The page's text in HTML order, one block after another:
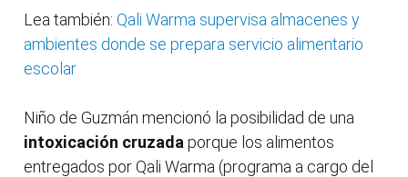
Lea también: Qali Warma supervisa almacenes y
ambientes donde se prepara servicio alimentario
escolar
Niño de Guzmán mencionó la posibilidad de una
intoxicación cruzada porque los alimentos
entregados por Qali Warma (programa a cargo del